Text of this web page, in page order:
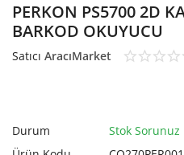
PERKON PS5700 2D
BARKOD OKUYUCU
Satıcı AracıMarket
Durum
Stok Sorunuz